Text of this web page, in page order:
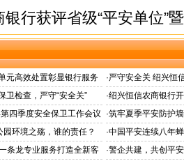
行获评省级“平安单位”
元高效处置彰显银行服务
·严守安全关 绍兴恒
检查
卫检查，严守“安全关” ·绍兴恒信农商银行
应急演练活动
四季度安全保卫工作会议 ·筑牢夏季平安防护
排查行动
园环境之殇，谁的责任？ ·中国平安连续八年
品牌"
条龙专业服务打造全新客
·警企共建，共创平